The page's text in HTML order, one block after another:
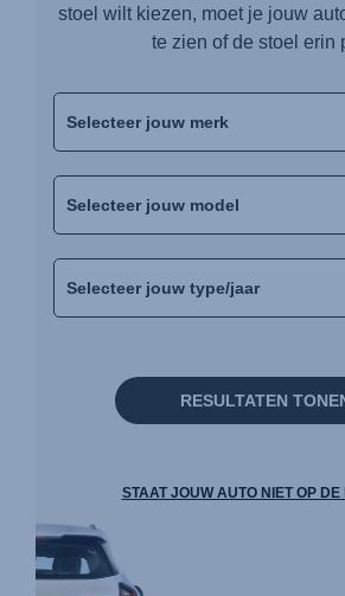
stoel wilt kiezen, moet je jouw
te zien of de stoel erin
RESULTATEN
STAAT JOUW AUTO NIET OP DE